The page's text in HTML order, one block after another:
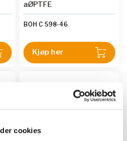
cookies
aØPTFE
BOH C 598-46
Kjøp her